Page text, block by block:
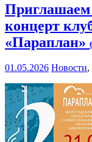
Приглашаем
концерт
«Параплан»
01.05.2026 Новости,